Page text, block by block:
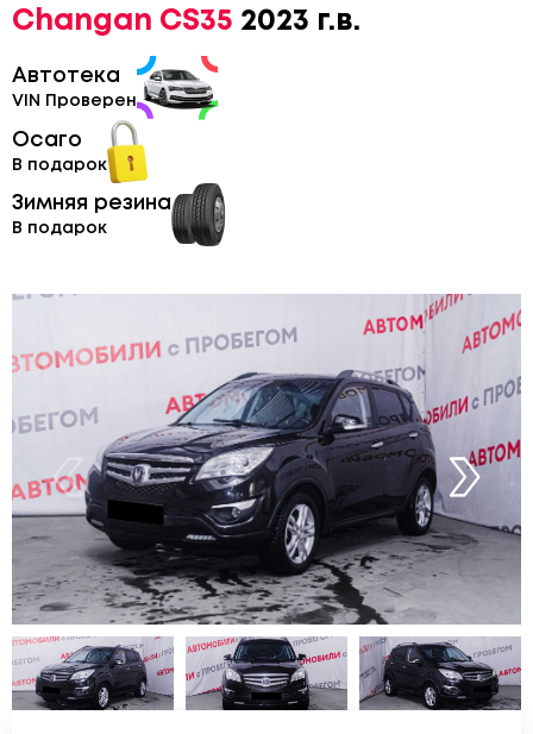
Changan CS35 2023 г.в.
Автотека
VIN Проверен
Осаго
В подарок
Зимняя резина
В подарок